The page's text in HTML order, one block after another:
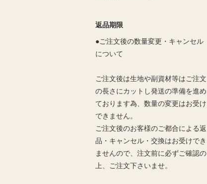
返品期限
●ご注文後の数量変更・キャンセル
について
ご注文後は生地や副資材等はご注文
の長さにカットし発送の準備を進め
ております為、数量の変更はお受け
できません。
ご注文後のお客様のご都合による返
品・キャンセル・交換はお受けでき
ませんので、注文前に必ずご確認の
上、ご注文下さいませ。